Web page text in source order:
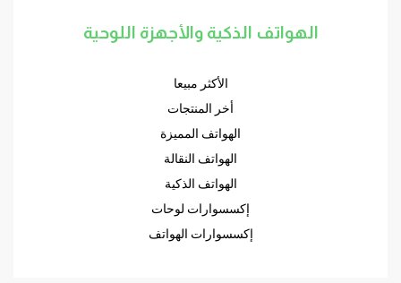
الهواتف الذكية والأجهزة اللوحية
الأكثر مبيعا
أخر المنتجات
الهواتف المميزة
الهواتف النقالة
الهواتف الذكية
إكسسوارات لوحات
إكسسوارات الهواتف